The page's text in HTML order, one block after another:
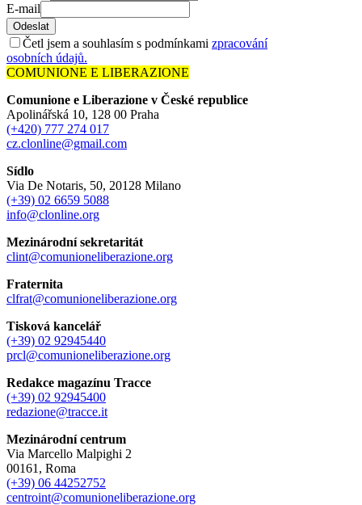
E-mail
Odeslat
Četl jsem a souhlasím s podmínkami zpracování
osobních údajů.
COMUNIONE E LIBERAZIONE
Comunione e Liberazione v České republice
Apolinářská 10, 128 00 Praha
(+420) 777 274 017
cz.clonline@gmail.com
Sídlo
Via De Notaris, 50, 20128 Milano
(+39) 02 6659 5088
info@clonline.org
Mezinárodní sekretaritát
clint@comunioneliberazione.org
Fraternita
clfrat@comunioneliberazione.org
Tisková kancelář
(+39) 02 92945440
prcl@comunioneliberazione.org
Redakce magazínu Tracce
(+39) 02 92945400
redazione@tracce.it
Mezinárodní centrum
Via Marcello Malpighi 2
00161, Roma
(+39) 06 44252752
centroint@comunioneliberazione.org